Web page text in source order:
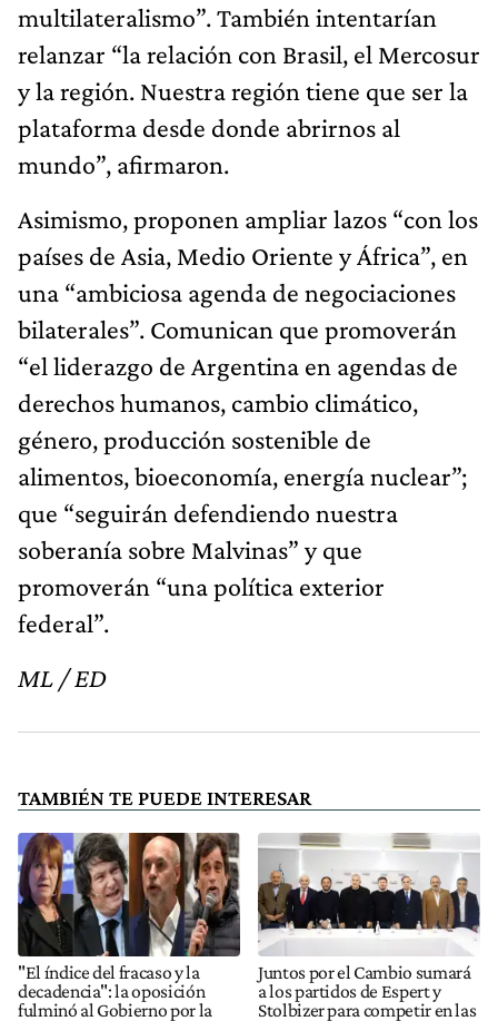
multilateralismo”. También intentarían
relanzar “la relación con Brasil, el Mercosur
y la región. Nuestra región tiene que ser la
plataforma desde donde abrirnos al
mundo”, afirmaron.
Asimismo, proponen ampliar lazos “con los
países de Asia, Medio Oriente y África”, en
una “ambiciosa agenda de negociaciones
bilaterales”. Comunican que promoverán
“el liderazgo de Argentina en agendas de
derechos humanos, cambio climático,
género, producción sostenible de
alimentos, bioeconomía, energía nuclear”;
que “seguirán defendiendo nuestra
soberanía sobre Malvinas” y que
promoverán “una política exterior
federal”.
ML / ED
TAMBIÉN TE PUEDE INTERESAR
"El índice del fracaso y la
decadencia": la oposición
fulminó al Gobierno por la
Juntos por el Cambio sumará
a los partidos de Espert y
Stolbizer para competir en las